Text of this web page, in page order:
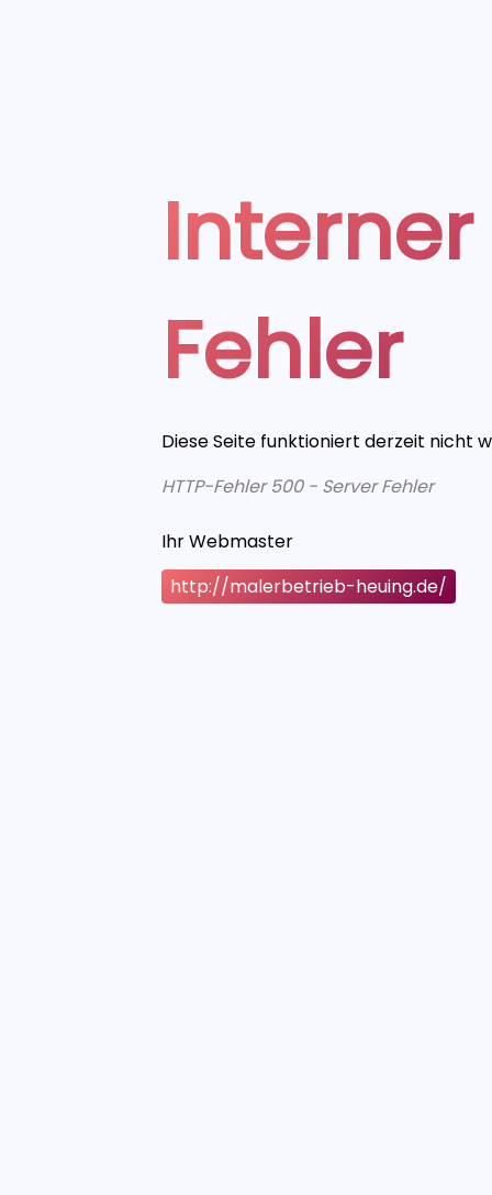
Fehler
Diese Seite funktioniert derzeit nicht
HTTP-Fehler 500 - Server Fehler
Ihr Webmaster
http://malerbetrieb-heuing.de/